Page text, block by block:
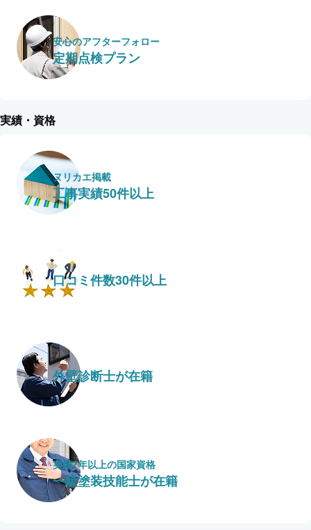
安心のアフターフォロー
定期点検プラン
実績・資格
ヌリカエ掲載
工事実績50件以上
口コミ件数30件以上
外壁診断士が在籍
実績7年以上の国家資格
一級塗装技能士が在籍